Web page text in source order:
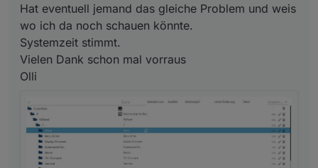
Hat eventuell jemand das gleiche Problem und weis
wo ich da noch schauen könnte.
Systemzeit stimmt.
Vielen Dank schon mal vorraus
Olli